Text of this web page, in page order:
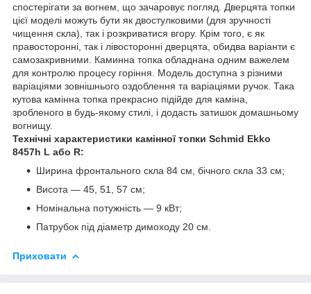
спостерігати за вогнем, що зачаровує погляд. Дверцята топки
цієї моделі можуть бути як двостулковими (для зручності
чищення скла), так і розкриватися вгору. Крім того, є як
правосторонні, так і лівосторонні дверцята, обидва варіанти є
самозакривними. Каминна топка обладнана одним важелем
для контролю процесу горіння. Модель доступна з різними
варіаціями зовнішнього оздоблення та варіаціями ручок. Така
кутова камінна топка прекрасно підійде для каміна,
зробленого в будь-якому стилі, і додасть затишок домашньому
вогнищу.
Технічні характеристики камінної топки Schmid Ekko
8457h L або R:
Ширина фронтального скла 84 см, бічного скла 33 см;
Висота — 45, 51, 57 см;
Номінальна потужність — 9 кВт;
Патрубок під діаметр димоходу 20 см.
Приховати